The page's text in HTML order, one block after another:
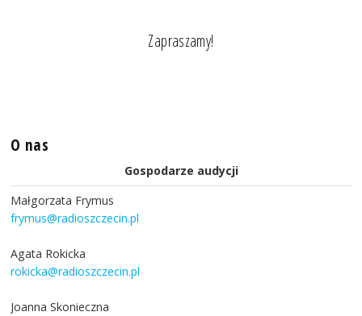
Zapraszamy!
O nas
Gospodarze audycji
Małgorzata Frymus
frymus@radioszczecin.pl
Agata Rokicka
rokicka@radioszczecin.pl
Joanna Skonieczna